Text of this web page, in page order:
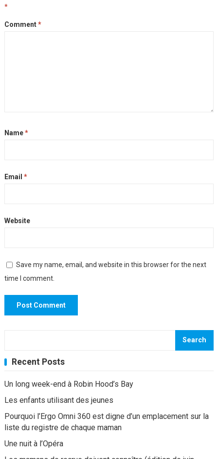
*
Comment*
Name*
Email *
Website
Save my name, email, and website in this browser for the next
time I comment.
Search
Recent Posts
Un long week-end à Robin Hood’s Bay
Les enfants utilisant des jeunes
Pourquoi l’Ergo Omni 360 est digne d’un emplacement sur la
liste du registre de chaque maman
Une nuit à l’Opéra